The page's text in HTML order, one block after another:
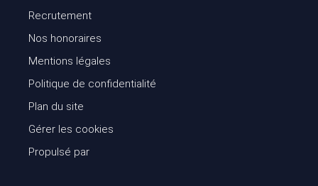
Recrutement
Nos honoraires
Mentions légales
Politique de confidentialité
Plan du site
Gérer les cookies
Propulsé par